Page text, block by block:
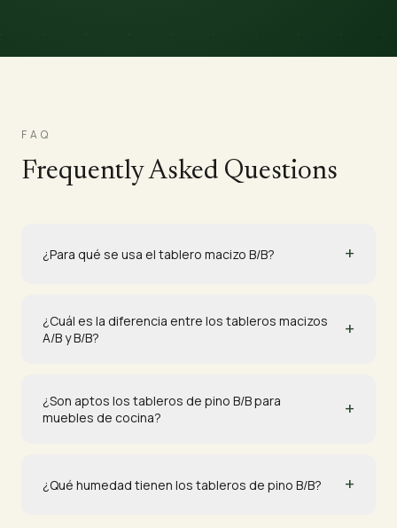
FAQ
Frequently Asked Questions
¿Para qué se usa el tablero macizo B/B? +
¿Cuál es la diferencia entre los tableros macizos
A/B y B/B?
+
¿Son aptos los tableros de pino B/B para
muebles de cocina?
+
¿Qué humedad tienen los tableros de pino B/B? +